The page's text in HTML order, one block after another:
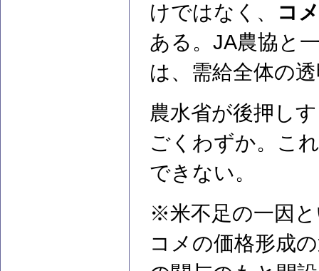
けではなく、
コ
ある。JA農協と
は、需給全体の
農水省が後押し
ごくわずか。こ
できない。
※米不足の一因
コメの価格形成